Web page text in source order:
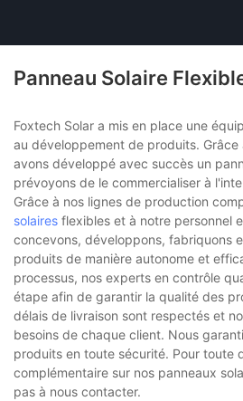
Panneau Solaire
Foxtech Solar a mis en place une
au développement de produits. Grâce
avons développé avec succès un
prévoyons de le commercialiser à
Grâce à nos lignes de production
solaires flexibles et à notre personnel
concevons, développons, fabriquons
produits de manière autonome et
processus, nos experts en contrôle
étape afin de garantir la qualité des
délais de livraison sont respectés et
besoins de chaque client. Nous
produits en toute sécurité. Pour toute
complémentaire sur nos panneaux
pas à nous contacter.